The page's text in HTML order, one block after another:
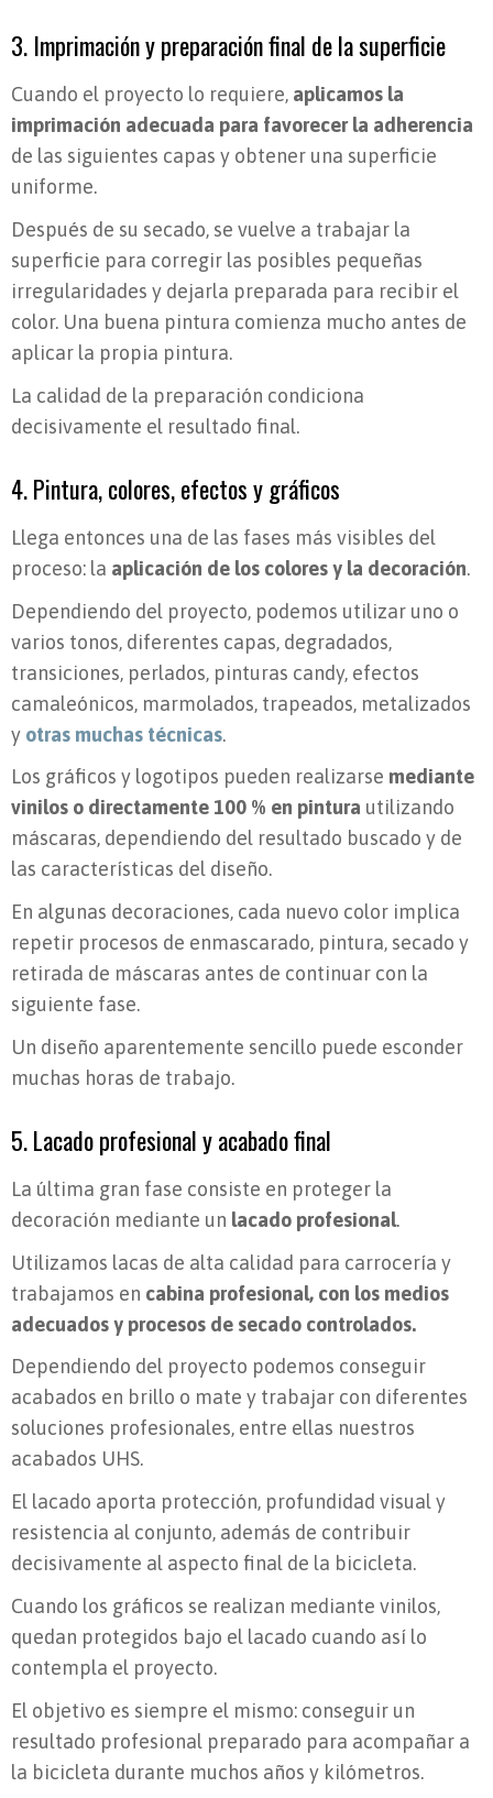
3. Imprimación y preparación final de la superficie
Cuando el proyecto lo requiere, aplicamos la
imprimación adecuada para favorecer la adherencia
de las siguientes capas y obtener una superficie
uniforme.
Después de su secado, se vuelve a trabajar la
superficie para corregir las posibles pequeñas
irregularidades y dejarla preparada para recibir el
color. Una buena pintura comienza mucho antes de
aplicar la propia pintura.
La calidad de la preparación condiciona
decisivamente el resultado final.
4. Pintura, colores, efectos y gráficos
Llega entonces una de las fases más visibles del
proceso: la aplicación de los colores y la decoración.
Dependiendo del proyecto, podemos utilizar uno o
varios tonos, diferentes capas, degradados,
transiciones, perlados, pinturas candy, efectos
camaleónicos, marmolados, trapeados, metalizados
y otras muchas técnicas.
Los gráficos y logotipos pueden realizarse mediante
vinilos o directamente 100 % en pintura utilizando
máscaras, dependiendo del resultado buscado y de
las características del diseño.
En algunas decoraciones, cada nuevo color implica
repetir procesos de enmascarado, pintura, secado y
retirada de máscaras antes de continuar con la
siguiente fase.
Un diseño aparentemente sencillo puede esconder
muchas horas de trabajo.
5. Lacado profesional y acabado final
La última gran fase consiste en proteger la
decoración mediante un lacado profesional.
Utilizamos lacas de alta calidad para carrocería y
trabajamos en cabina profesional, con los medios
adecuados y procesos de secado controlados.
Dependiendo del proyecto podemos conseguir
acabados en brillo o mate y trabajar con diferentes
soluciones profesionales, entre ellas nuestros
acabados UHS.
El lacado aporta protección, profundidad visual y
resistencia al conjunto, además de contribuir
decisivamente al aspecto final de la bicicleta.
Cuando los gráficos se realizan mediante vinilos,
quedan protegidos bajo el lacado cuando así lo
contempla el proyecto.
El objetivo es siempre el mismo: conseguir un
resultado profesional preparado para acompañar a
la bicicleta durante muchos años y kilómetros.